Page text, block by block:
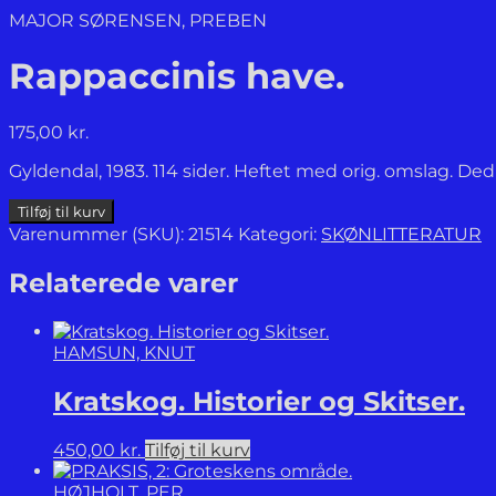
MAJOR SØRENSEN, PREBEN
Rappaccinis have.
175,00 kr.
Gyldendal, 1983. 114 sider. Heftet med orig. omslag.
Rappaccinis
have.
Tilføj til kurv
Varenummer (SKU): 21514 Kategori: SKØNLITTERATUR
Relaterede varer
HAMSUN, KNUT
Kratskog. Historier og Skitser.
450,00 kr. Tilføj til kurv
HØJHOLT, PER